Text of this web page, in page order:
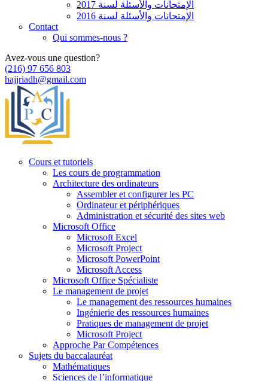
الإمتحانات والأسئلة لسنة 2017
الإمتحانات والأسئلة لسنة 2016
Contact
Qui sommes-nous ?
Avez-vous une question?
(216) 97 656 803
hajjriadh@gmail.com
Cours et tutoriels
Les cours de programmation
Architecture des ordinateurs
Assembler et configurer les PC
Ordinateur et périphériques
Administration et sécurité des sites web
Microsoft Office
Microsoft Excel
Microsoft Project
Microsoft PowerPoint
Microsoft Access
Microsoft Office Spécialiste
Le management de projet
Le management des ressources humaines
Ingénierie des ressources humaines
Pratiques de management de projet
Microsoft Project
Approche Par Compétences
Sujets du baccalauréat
Mathématiques
Sciences de l’informatique